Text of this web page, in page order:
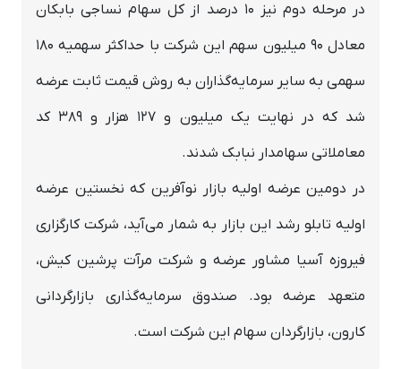
در مرحله دوم نیز ۱۰ درصد از کل سهام نساجی بابکان
معادل 90 میلیون سهم این شرکت با حداکثر سهمیه 180
سهمی به سایر سرمایه‌گذاران به روش قیمت ثابت عرضه
شد که در نهایت یک میلیون و 127 هزار و 389 کد
معاملاتی سهامدار نبابک شدند.
در دومین عرضه اولیه بازار نوآفرین که نخستین عرضه
اولیه تابلو رشد این بازار به شمار می‌آید، شرکت کارگزاری
فیروزه آسیا مشاور عرضه و شرکت مرآت پرشین کیش،
متعهد عرضه بود. صندوق سرمایه‌گذاری بازارگردانی
کارون، بازارگردان سهام این شرکت است.